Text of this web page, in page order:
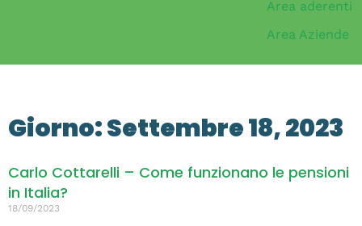
Area aderenti
Area Aziende
Giorno: Settembre 18, 2023
Carlo Cottarelli – Come funzionano le pensioni
in Italia?
18/09/2023